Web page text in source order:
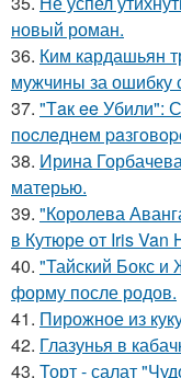
новый роман.
36. Ким кардашьян
мужчины за ошибку
37. "Тaк ee Убили":
пocлeднeм
38. Ирина
матерью.
39. "Королева
в Кутюре от Iris Van
40. "Тайский Бокс
форму после родов.
41. Пирожное из
42. Глазунья в
43. Торт - салат